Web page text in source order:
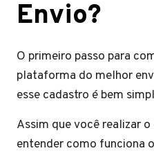
Envio?
O primeiro passo para
plataforma do melhor
esse cadastro é bem
Assim que você realizar
entender como funciona